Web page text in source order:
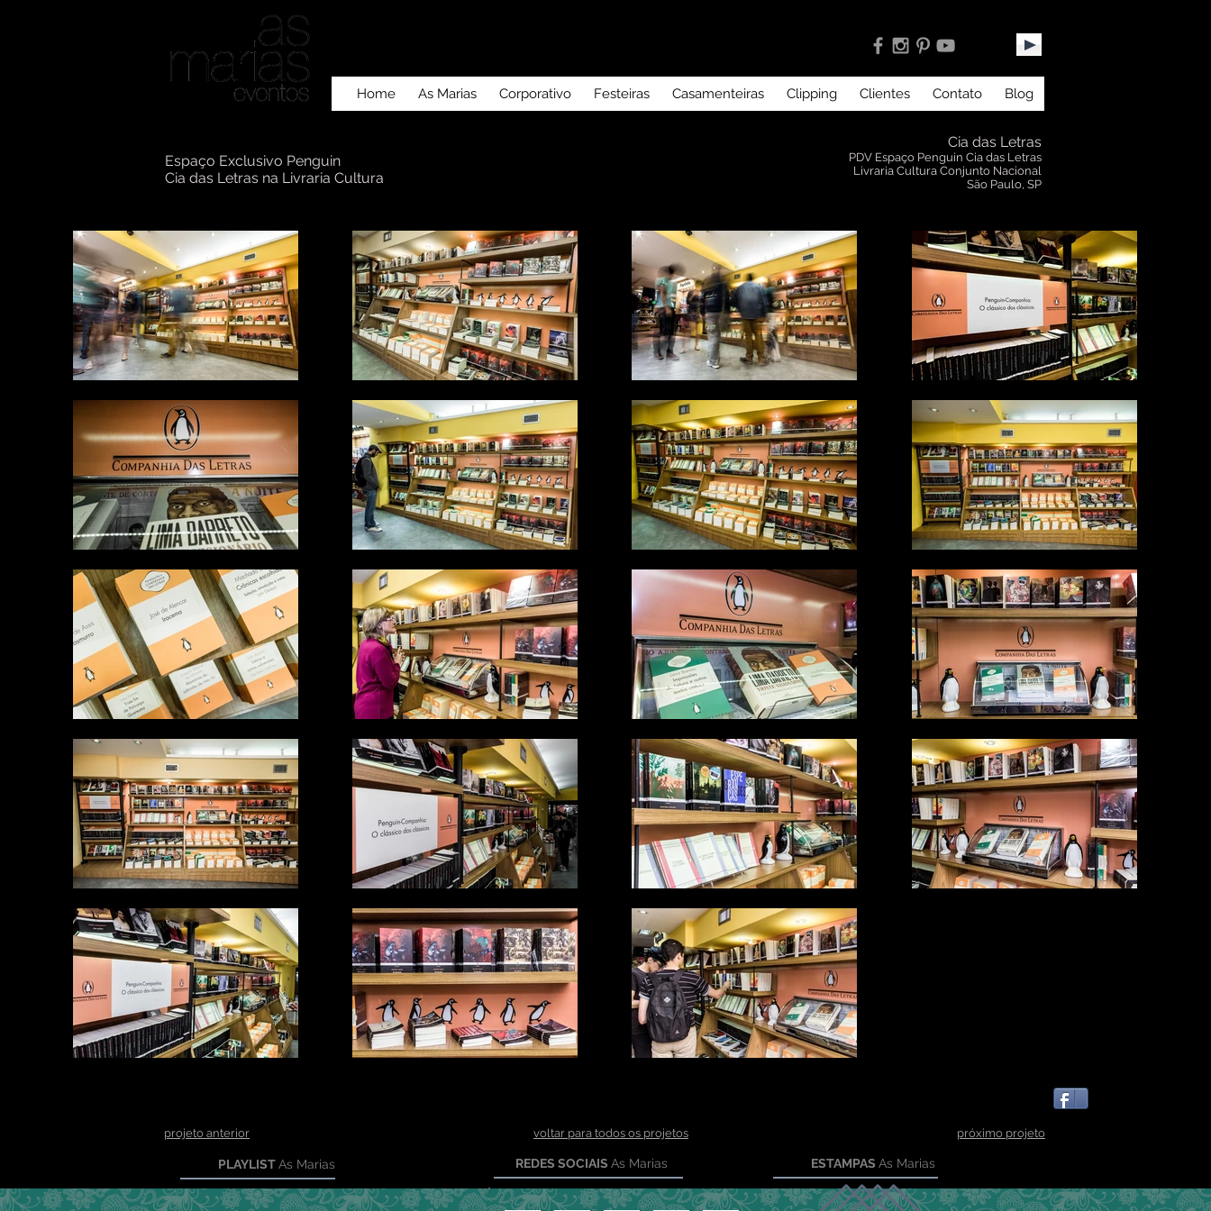
Home As Marias Corporativo Festeiras Casamenteiras Clipping Clientes Contato Blog
Espaço Exclusivo Penguin
Cia das Letras na Livraria Cultura
Cia das Letras
PDV Espaço Penguin Cia das Letras
Livraria Cultura Conjunto Nacional
São Paulo, SP
projeto anterior voltar para todos os projetos próximo projeto
PLAYLISTAs Marias REDES SOCIAIS As Marias ESTAMPAS As Marias